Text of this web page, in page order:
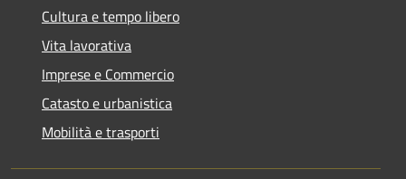
Cultura e tempo libero
Vita lavorativa
Imprese e Commercio
Catasto e urbanistica
Mobilità e trasporti